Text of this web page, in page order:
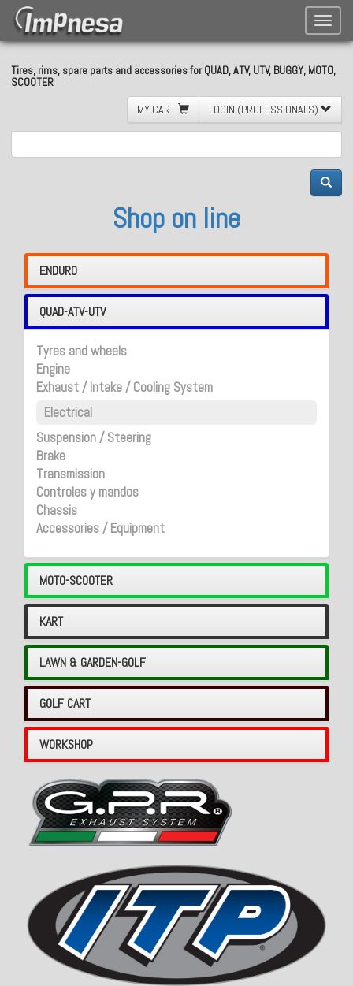
Toggle
Tires, rims, spare parts and accessories for QUAD, ATV, UTV, BUGGY, MOTO,
SCOOTER
MY CART
LOGIN (PROFESSIONALS)
Shop on line
ENDURO
QUAD-ATV-UTV
Tyres and wheels
Engine
Exhaust / Intake / Cooling System
Electrical
Suspension / Steering
Brake
Transmission
Controles y mandos
Chassis
Accessories / Equipment
MOTO-SCOOTER
KART
LAWN & GARDEN-GOLF
GOLF CART
WORKSHOP